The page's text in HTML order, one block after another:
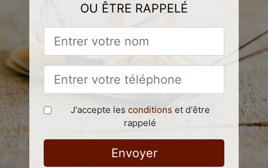
OU ÊTRE RAPPELÉ
J'accepte les conditions et d'être
rappelé
Envoyer